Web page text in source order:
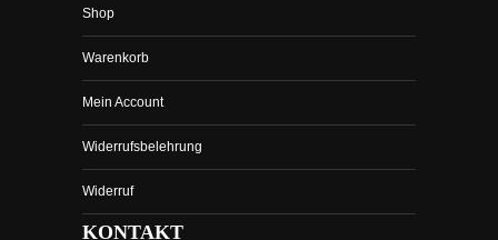
Shop
Warenkorb
Mein Account
Widerrufsbelehrung
Widerruf
KONTAKT